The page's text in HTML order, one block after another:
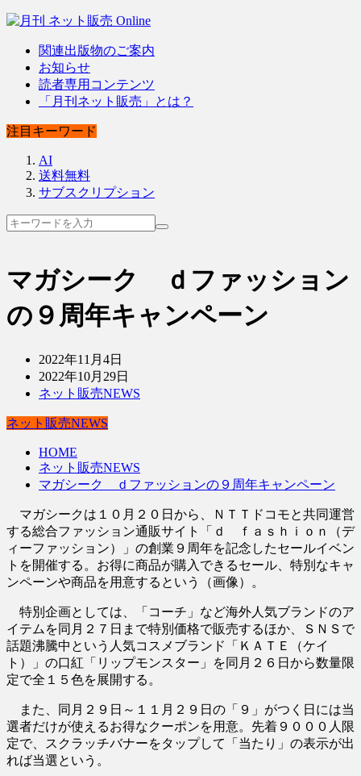
関連出版物のご案内
お知らせ
読者専用コンテンツ
「月刊ネット販売」とは？
注目キーワード
AI
送料無料
サブスクリプション
マガシーク ｄファッション
の９周年キャンペーン
2022年11月4日
2022年10月29日
ネット販売NEWS
ネット販売NEWS
HOME
ネット販売NEWS
マガシーク ｄファッションの９周年キャンペーン
マガシークは１０月２０日から、ＮＴＴドコモと共同運営
する総合ファッション通販サイト「ｄ ｆａｓｈｉｏｎ（デ
ィーファッション）」の創業９周年を記念したセールイベン
トを開催する。お得に商品が購入できるセール、特別なキャ
ンペーンや商品を用意するという（画像）。
特別企画としては、「コーチ」など海外人気ブランドのア
イテムを同月２７日まで特別価格で販売するほか、ＳＮＳで
話題沸騰中という人気コスメブランド「ＫＡＴＥ（ケイ
ト）」の口紅「リップモンスター」を同月２６日から数量限
定で全１５色を展開する。
また、同月２９日～１１月２９日の「９」がつく日には当
選者だけが使えるお得なクーポンを用意。先着９０００人限
定で、スクラッチバナーをタップして「当たり」の表示が出
れば当選という。